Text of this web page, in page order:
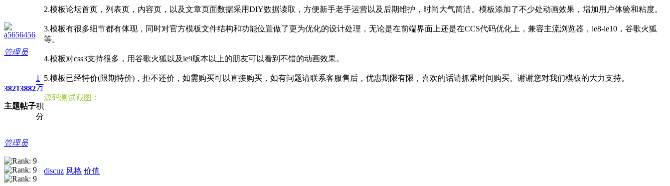
a5656456
管理员
3821
主题
3882
帖子
1
万
积
分
管理员
2.模板论坛首页，列表页，内容页，以及文章页面数据采用DIY数据读取，方便新手老手运营以及后期维护，时尚大气简洁。模板添加了不少处动画效果，增加用户体验和粘度。
3.模板有很多细节都有体现，同时对官方模板文件结构和功能位置做了更为优化的设计处理，无论是在前端界面上还是在CCS代码优化上，兼容主流浏览器，ie8-ie10，谷歌火狐
等。
4.模板对css3支持很多，用谷歌火狐以及ie9版本以上的朋友可以看到不错的动画效果。
5.模板已经特价(限期特价)，拒不还价，如需购买可以直接购买，如有问题请联系客服售后，优惠期限有限，喜欢的话请抓紧时间购买。谢谢您对我们模板的大力支持。
源码测试截图：
discuz 风格 价值